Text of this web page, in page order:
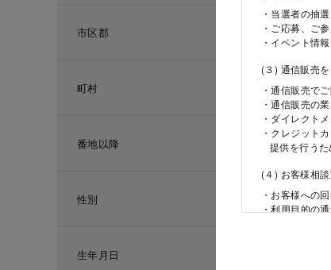
・当選者の抽
・ご応募、ご
・イベント情
(３) 通信販売
・通信販売で
・通信販売の
・ダイレクト
・クレジット
提供を行うた
(４) お客様相
・お客様への
・利用目的の
(５) 当社の採
市区郡
町村
番地以降
性別
生年月日